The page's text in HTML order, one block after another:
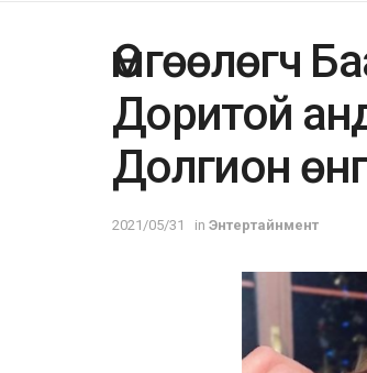
Өмгөөлөгч
Доритой
Долгион
2021/05/31 in Энтертайнмент